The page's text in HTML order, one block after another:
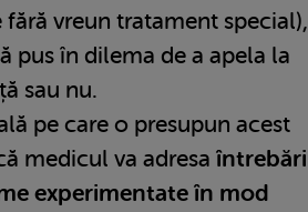
vreun tratament special),
pus în dilema de a apela la
sau nu.
pe care o presupun acest
medicul va adresa întrebări
experimentate în mod